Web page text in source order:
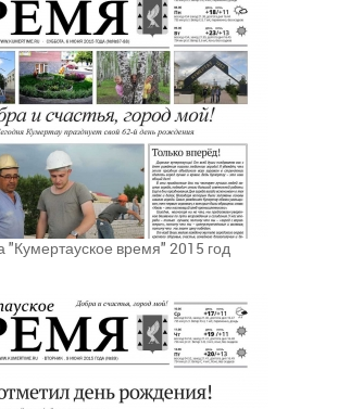
"Кумертауское время" 2015 год